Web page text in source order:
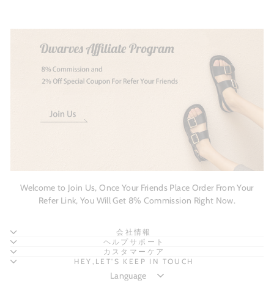
Welcome to Join Us, Once Your Friends Place Order From Your
Refer Link, You Will Get 8% Commission Right Now.
会社情報
ヘルプサポート
カスタマーケア
HEY,LET'S KEEP IN TOUCH